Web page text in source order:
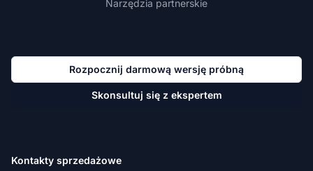
Narzędzia partnerskie
Rozpocznij darmową wersję próbną
Skonsultuj się z ekspertem
Kontakty sprzedażowe